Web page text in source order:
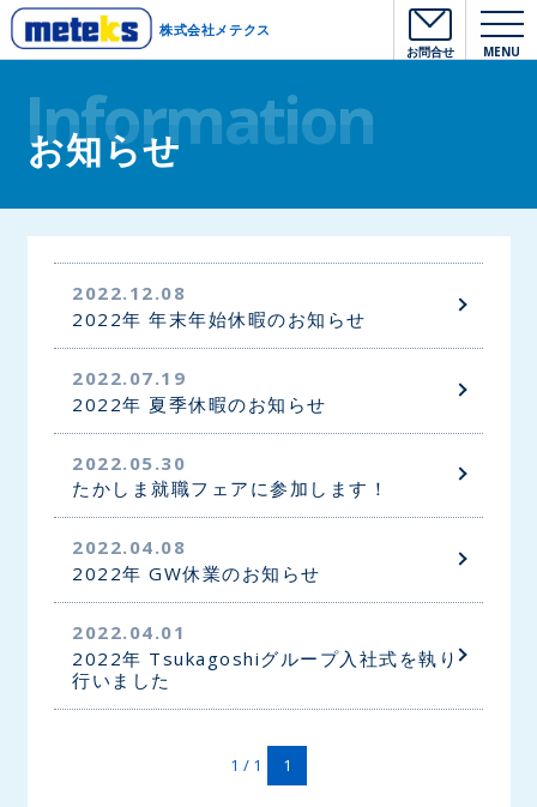
株式会社メテクス
お問合せ MENU
Information
お知らせ
2022.12.08
2022年 年末年始休暇のお知らせ
2022.07.19
2022年 夏季休暇のお知らせ
2022.05.30
たかしま就職フェアに参加します！
2022.04.08
2022年 GW休業のお知らせ
2022.04.01
2022年 Tsukagoshiグループ入社式を執り
行いました
1 / 1 1